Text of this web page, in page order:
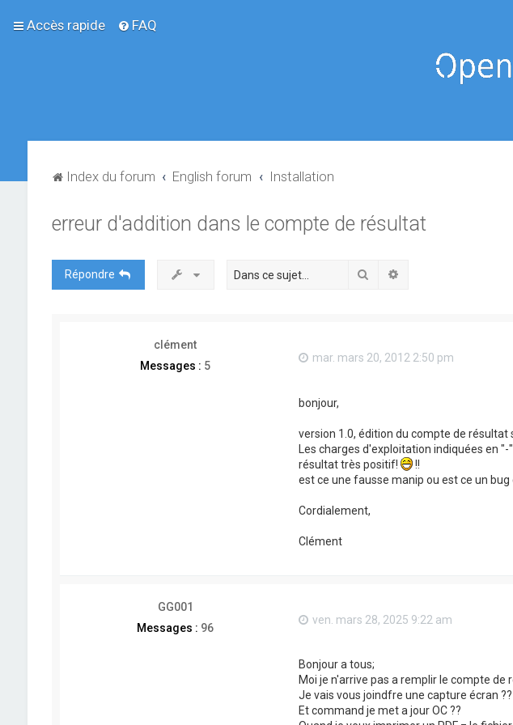
Accès rapide FAQ
Index du forum English forum Installation
erreur d'addition dans le compte de résultat
Répondre Rechercher
clément
Messages : 5
mar. mars 20, 2012 2:50 pm
bonjour,
version 1.0, édition du compte de résultat
Les charges d'exploitation indiquées en
résultat très positif!
!!
est ce une fausse manip ou est ce un
Cordialement,
Clément
GG001
Messages : 96
ven. mars 28, 2025 9:22 am
Bonjour a tous;
Moi je n'arrive pas a remplir le compte de
Je vais vous joindfre une capture écran
Et command je met a jour OC ??